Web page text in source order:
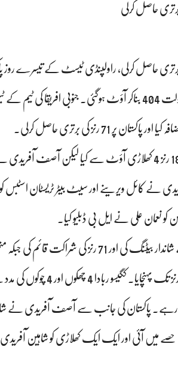
جنوبی افریقا کا شاندار کم بیک، پہلی اننگز میں پاکستان پر 71 رنز کی برتری حاصل کرلی، راولپنڈی ٹیسٹ کے
کے 333 رنز کے جواب میں جنوبی افریقا کی ٹیم ٹیل اینڈرز کی شاندار بیٹنگ کی بدولت 404 بناکر آؤٹ ہوگئی۔ جنوبی افریقا کی
راولپنڈی ٹیسٹ کے تیسرے روز جنوبی افریقا نے اپنی پہلی نامکمل اننگز کا آغاز 185 رنز 4 کھلاڑی آؤٹ سے کیا لیکن آصف
نے کائل ویرینے اور سیٹ بیٹر ٹریسٹان اسٹبس
8 کھلاڑیوں کے جلد آؤٹ ہونے کے بعد سینورن متھوسوامے اور کیشو مہاراج نے شاندار بیٹنگ کی اور 71 رنز کی شراکت قائم
بنے جبکہ متھوسوامے 89 رنز بنا کر ناٹ آؤٹ رہے۔ پاکستان کی جانب سے آصف آفریدی نے
نعمان علی کے حصے میں آئی اور ایک ایک کھلاڑی کو شاہین